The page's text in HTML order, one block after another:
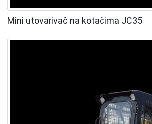
Mini utovarivač na kotačima JC35